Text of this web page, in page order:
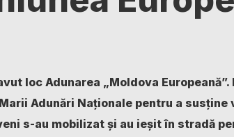
loc Adunarea „Moldova
Adunări Naționale pentru a susține
s-au mobilizat și au ieșit în stradă